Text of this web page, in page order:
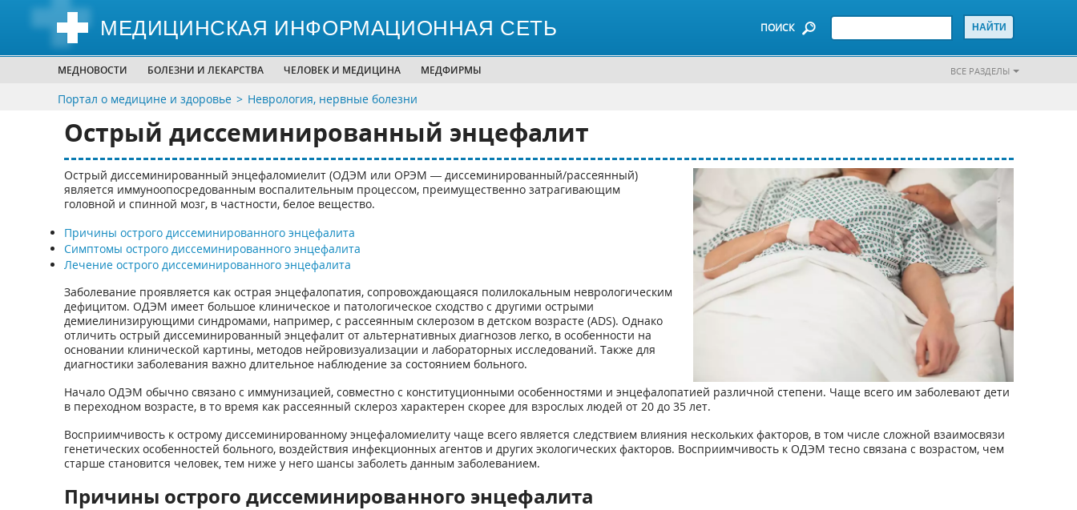
МЕДИЦИНСКАЯ ИНФОРМАЦИОННАЯ СЕТЬ ПОИСК
МЕДНОВОСТИ БОЛЕЗНИ И ЛЕКАРСТВА ЧЕЛОВЕК И МЕДИЦИНА МЕДФИРМЫ ВСЕ РАЗДЕЛЫ
Портал о медицине и здоровье Неврология, нервные болезни
Острый диссеминированный энцефалит
Острый диссеминированный энцефаломиелит (ОДЭМ или ОРЭМ — диссеминированный/рассеянный)
является иммуноопосредованным воспалительным процессом, преимущественно затрагивающим
головной и спинной мозг, в частности, белое вещество.
Причины острого диссеминированного энцефалита
Симптомы острого диссеминированного энцефалита
Лечение острого диссеминированного энцефалита
Заболевание проявляется как острая энцефалопатия, сопровождающаяся полилокальным неврологическим
дефицитом. ОДЭМ имеет большое клиническое и патологическое сходство с другими острыми
демиелинизирующими синдромами, например, с рассеянным склерозом в детском возрасте (ADS). Однако
отличить острый диссеминированный энцефалит от альтернативных диагнозов легко, в особенности на
основании клинической картины, методов нейровизуализации и лабораторных исследований. Также для
диагностики заболевания важно длительное наблюдение за состоянием больного.
Начало ОДЭМ обычно связано с иммунизацией, совместно с конституционными особенностями и энцефалопатией различной степени. Чаще всего им заболевают дети
в переходном возрасте, в то время как рассеянный склероз характерен скорее для взрослых людей от 20 до 35 лет.
Восприимчивость к острому диссеминированному энцефаломиелиту чаще всего является следствием влияния нескольких факторов, в том числе сложной взаимосвязи
генетических особенностей больного, воздействия инфекционных агентов и других экологических факторов. Восприимчивость к ОДЭМ тесно связана с возрастом, чем
старше становится человек, тем ниже у него шансы заболеть данным заболеванием.
Причины острого диссеминированного энцефалита